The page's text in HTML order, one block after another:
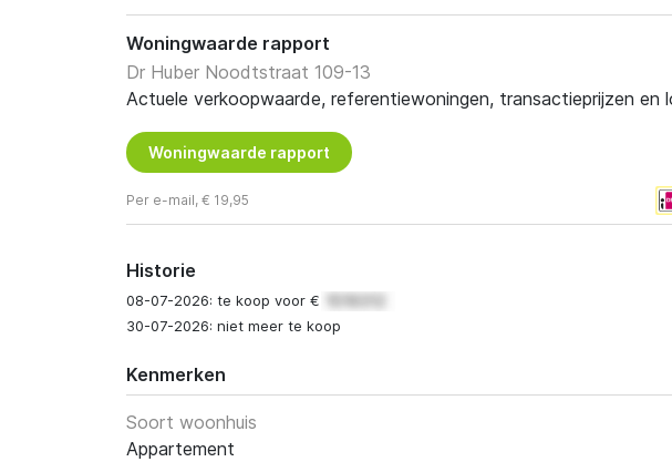
Woningwaarde rapport
Dr Huber Noodtstraat 109-13
Actuele verkoopwaarde, referentiewoningen, transactieprijzen en
Woningwaarde rapport
Per e-mail, € 19,95
Historie
08-07-2026: te koop voor €
30-07-2026: niet meer te koop
Kenmerken
Soort woonhuis
Appartement